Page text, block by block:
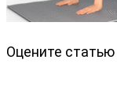
Оцените статью